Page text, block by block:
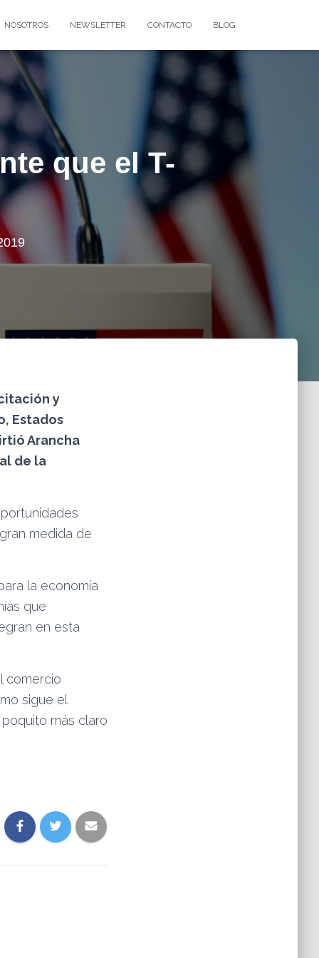
NOSOTROS NEWSLETTER CONTACTO BLOG
que el T-
y
Estados
Arancha
de la
medida de
la economía
que
en esta
comercio
sigue el
más claro